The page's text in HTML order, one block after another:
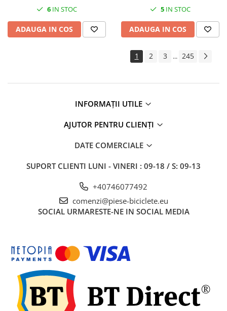
Cartus Saboti Frana
Olive Terminale Furtune
Manete Frână
Set Cablu+Teaca
Sistem "R"
Teacă Cablu
Sistem Schimbare Viteze
Accesorii Sistem Schimbător
Capeți Cablu
6 IN STOC
ADAUGA IN COS
5 IN STOC
ADAUGA IN COS
1 2 3 ... 245
INFORMAȚII UTILE
AJUTOR PENTRU CLIENȚI
DATE COMERCIALE
SUPORT CLIENTI LUNI - VINERI : 09-18 / S: 09-13
+40746077492
comenzi@piese-biciclete.eu
SOCIAL URMARESTE-NE IN SOCIAL MEDIA